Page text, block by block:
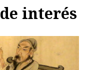
interés